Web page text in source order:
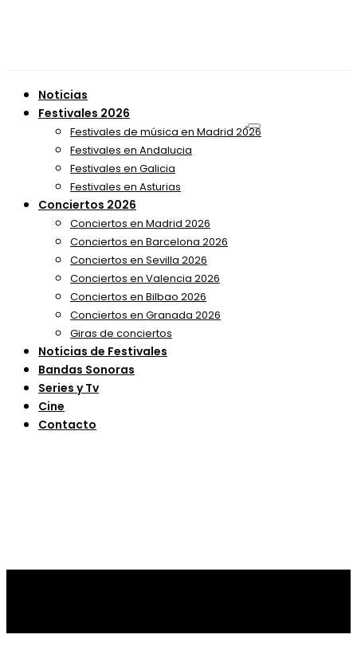
Noticias
Festivales 2026
Festivales de música en Madrid 2026
Festivales en Andalucia
Festivales en Galicia
Festivales en Asturias
Conciertos 2026
Conciertos en Madrid 2026
Conciertos en Barcelona 2026
Conciertos en Sevilla 2026
Conciertos en Valencia 2026
Conciertos en Bilbao 2026
Conciertos en Granada 2026
Giras de conciertos
Noticias de Festivales
Bandas Sonoras
Series y Tv
Cine
Contacto